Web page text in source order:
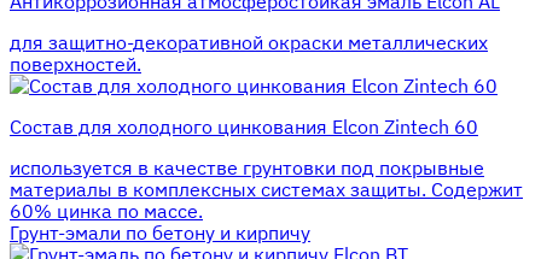
для защитно-декоративной окраски металлических
поверхностей.
Состав для холодного цинкования Elcon Zintech 60
используется в качестве грунтовки под покрывные
материалы в комплексных системах защиты. Cодержит
60% цинка по массе.
Грунт-эмали по бетону и кирпичу